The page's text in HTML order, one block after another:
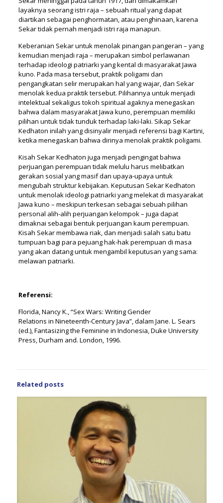
layaknya seorang istri raja – sebuah ritual yang dapat
diartikan sebagai penghormatan, atau penghinaan, karena
Sekar tidak pernah menjadi istri raja manapun.
Keberanian Sekar untuk menolak pinangan pangeran – yang
kemudian menjadi raja – merupakan simbol perlawanan
terhadap ideologi patriarki yang kental di masyarakat Jawa
kuno. Pada masa tersebut, praktik poligami dan
pengangkatan selir merupakan hal yang wajar, dan Sekar
menolak kedua praktik tersebut. Pilihannya untuk menjadi
intelektual sekaligus tokoh spiritual agaknya menegaskan
bahwa dalam masyarakat Jawa kuno, perempuan memiliki
pilihan untuk tidak tunduk terhadap laki-laki. Sikap Sekar
Kedhaton inilah yang disinyalir menjadi referensi bagi Kartini,
ketika menegaskan bahwa dirinya menolak praktik poligami.
Kisah Sekar Kedhaton juga menjadi pengingat bahwa
perjuangan perempuan tidak melulu harus melibatkan
gerakan sosial yang masif dan upaya-upaya untuk
mengubah struktur kebijakan. Keputusan Sekar Kedhaton
untuk menolak ideologi patriarki yang melekat di masyarakat
Jawa kuno – meskipun terkesan sebagai sebuah pilihan
personal alih-alih perjuangan kelompok – juga dapat
dimaknai sebagai bentuk perjuangan kaum perempuan.
Kisah Sekar membawa riak, dan menjadi salah satu batu
tumpuan bagi para pejuang hak-hak perempuan di masa
yang akan datang untuk mengambil keputusan yang sama:
melawan patriarki.
Referensi:
Florida, Nancy K., “Sex Wars: Writing Gender
Relations in Nineteenth-Century Java”, dalam Jane. L. Sears
(ed.), Fantasizing the Feminine in Indonesia, Duke University
Press, Durham and. London, 1996.
Related posts